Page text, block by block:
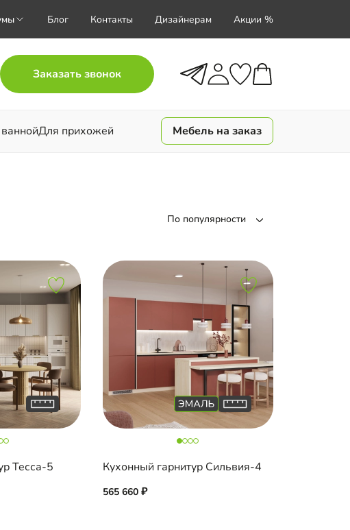
Блог Контакты Дизайнерам Акции %
Заказать звонок
Для прихожей Мебель на заказ
По популярности
Тесса-5 Кухонный гарнитур Сильвия-4
565 660